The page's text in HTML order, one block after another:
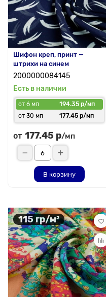
Шифон креп, принт —
штрихи на синем
2000000084145
Есть в наличии
от 6 мп
194.35 р/мп
от 30 мп
177.45 р/мп
от 177.45 р/мп
В корзину
115 гр/м²